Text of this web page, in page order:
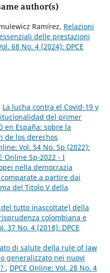
author(s)
Ramírez, Relazioni
delle prestazioni
68 No. 4 (2024): DPCE
La lucha contra el Covid-19 y
del primer
en España: sobre la
de los derechos
Vol. 54 No. Sp (2022):
Online Sp-2022 - I
nella democrazia
a partire dai
del Titolo V della
del tutto inascoltate) della
colombiana e
37 No. 4 (2018): DPCE
di salute della rule of law
generalizzato nei nuovi
, DPCE Online: Vol. 28 No. 4